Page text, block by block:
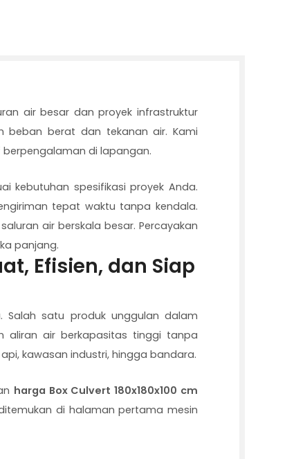
air besar dan proyek infrastruktur
beban berat dan tekanan air. Kami
di lapangan.
kebutuhan spesifikasi proyek Anda.
tepat waktu tanpa kendala.
air berskala besar. Percayakan
panjang.
Efisien, dan Siap
Salah satu produk unggulan dalam
aliran air berkapasitas tinggi tanpa
kawasan industri, hingga bandara.
harga Box Culvert 180x180x100 cm
di halaman pertama mesin